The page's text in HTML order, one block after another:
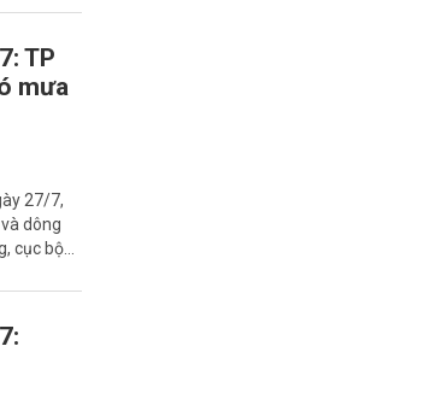
TP
mưa
27/7,
dông
bộ...